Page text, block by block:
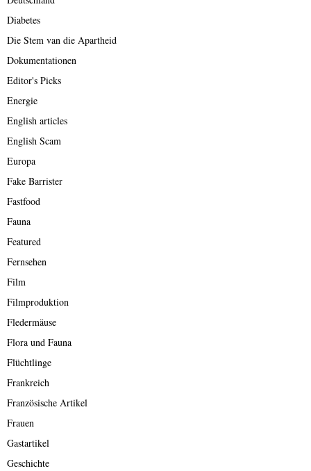
Diabetes
Die Stem van die Apartheid
Dokumentationen
Editor's Picks
Energie
English articles
English Scam
Europa
Fake Barrister
Fastfood
Fauna
Featured
Fernsehen
Film
Filmproduktion
Fledermäuse
Flora und Fauna
Flüchtlinge
Frankreich
Französische Artikel
Frauen
Gastartikel
Geschichte